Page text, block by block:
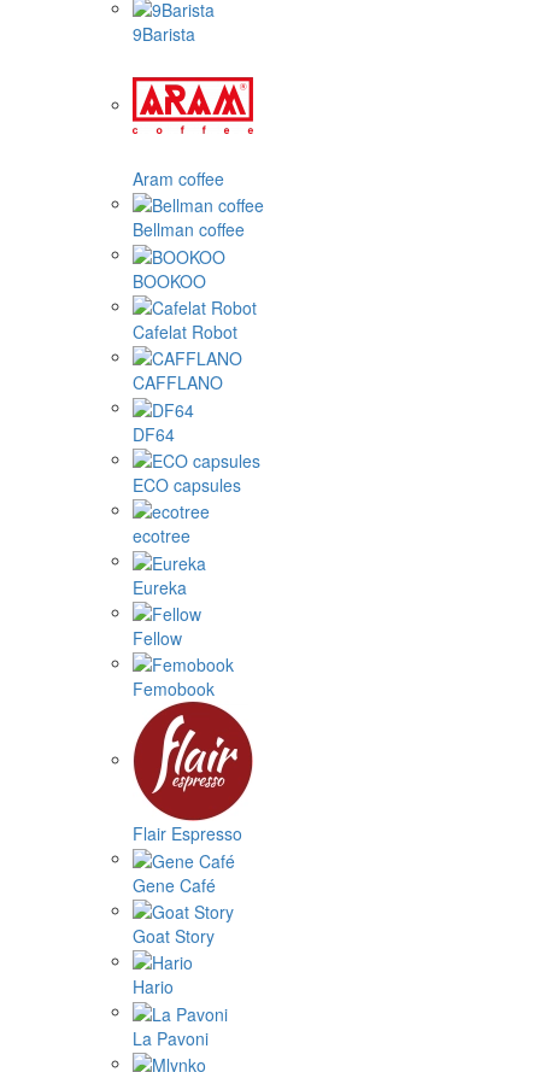
9Barista
Aram coffee
Bellman coffee
BOOKOO
Cafelat Robot
CAFFLANO
DF64
ECO capsules
ecotree
Eureka
Fellow
Femobook
Flair Espresso
Gene Café
Goat Story
Hario
La Pavoni